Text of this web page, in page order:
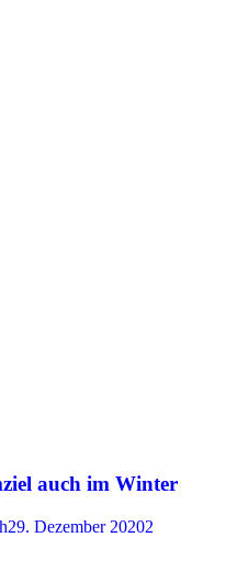
auch im Winter
29. Dezember 20202